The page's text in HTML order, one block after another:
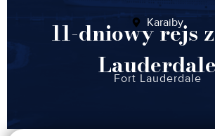
Karaiby
11-dniowy rejs
Lauderdale
Fort Lauderdale